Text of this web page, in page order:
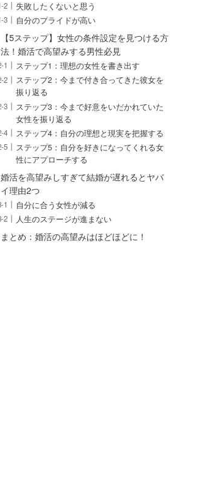
失敗したくないと思う
自分のプライドが高い
【5ステップ】女性の条件設定を見つける方
法！婚活で高望みする男性必見
ステップ1：理想の女性を書き出す
ステップ2：今まで付き合ってきた彼女を
振り返る
ステップ3：今まで好意をいだかれていた
女性を振り返る
ステップ4：自分の理想と現実を把握する
ステップ5：自分を好きになってくれる女
性にアプローチする
婚活を高望みしすぎて結婚が遅れるとヤバ
イ理由2つ
自分に合う女性が減る
人生のステージが進まない
まとめ：婚活の高望みはほどほどに！